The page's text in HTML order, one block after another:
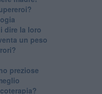
dire la loro
un peso
preziose